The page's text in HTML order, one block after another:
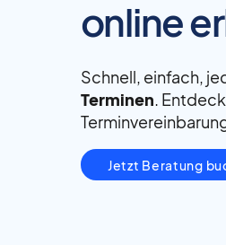
online
Schnell, einfach,
Terminen.
Jetzt Beratung